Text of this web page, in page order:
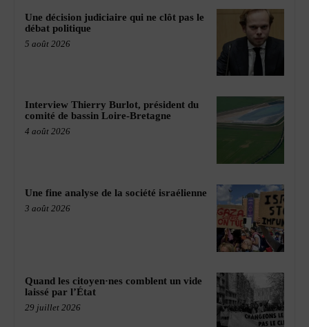
Une décision judiciaire qui ne clôt pas le
débat politique
5 août 2026
Interview Thierry Burlot, président du
comité de bassin Loire-Bretagne
4 août 2026
Une fine analyse de la société israélienne
3 août 2026
Quand les citoyen·nes comblent un vide
laissé par l’État
29 juillet 2026